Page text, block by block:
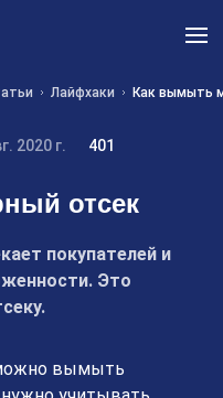
Лайфхаки Как вымыть
2020 г. 401
отсек
покупателей и
Это
вымыть